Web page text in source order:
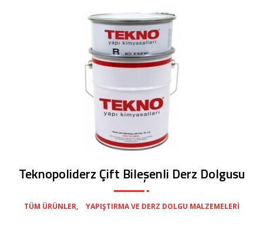
Teknopoliderz Çift Bileşenli Derz Dolgusu
TÜM ÜRÜNLER YAPIŞTIRMA VE DERZ DOLGU MALZEMELERI